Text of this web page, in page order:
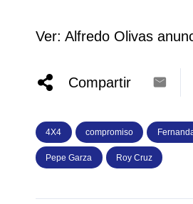
Ver: Alfredo Olivas
Compartir
4X4 compromiso
Pepe Garza Roy Cruz